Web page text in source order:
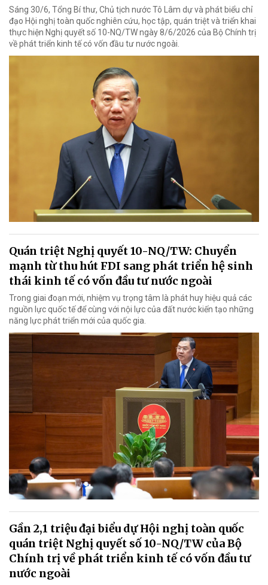
Sáng 30/6, Tổng Bí thư, Chủ tịch nước Tô Lâm dự và phát biểu chỉ
đạo Hội nghị toàn quốc nghiên cứu, học tập, quán triệt và triển khai
thực hiện Nghị quyết số 10-NQ/TW ngày 8/6/2026 của Bộ Chính trị
về phát triển kinh tế có vốn đầu tư nước ngoài.
Quán triệt Nghị quyết 10-NQ/TW: Chuyển
mạnh từ thu hút FDI sang phát triển hệ sinh
thái kinh tế có vốn đầu tư nước ngoài
Trong giai đoạn mới, nhiệm vụ trọng tâm là phát huy hiệu quả các
nguồn lực quốc tế để cùng với nội lực của đất nước kiến tạo những
năng lực phát triển mới của quốc gia.
Gần 2,1 triệu đại biểu dự Hội nghị toàn quốc
quán triệt Nghị quyết số 10-NQ/TW của Bộ
Chính trị về phát triển kinh tế có vốn đầu tư
nước ngoài